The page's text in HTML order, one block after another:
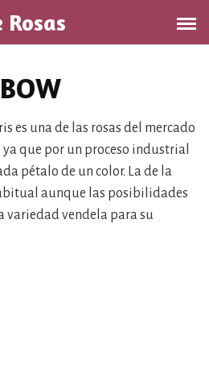
es una de las rosas del mercado
que por un proceso industrial
pétalo de un color. La de la
aunque las posibilidades
variedad vendela para su